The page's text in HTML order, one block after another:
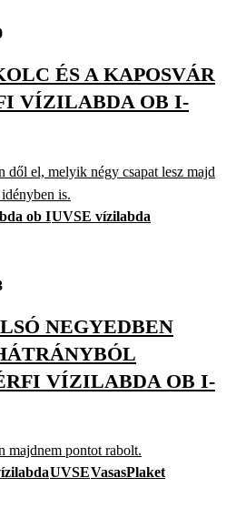
ÉS A KAPOSVÁR
VÍZILABDA OB I-
dől el, melyik négy csapat lesz majd
is.
ob IUVSE vízilabda
NEGYEDBEN
VÍZILABDA OB I-
majdnem pontot rabolt.
UVSEVasasPlaket